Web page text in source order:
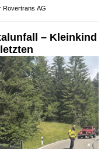
Rovertrans AG
– Kleinkind